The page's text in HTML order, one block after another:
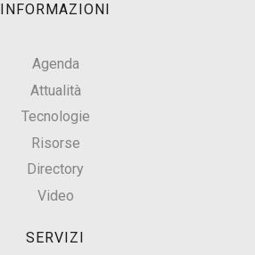
INFORMAZIONI
Agenda
Attualità
Tecnologie
Risorse
Directory
Video
SERVIZI